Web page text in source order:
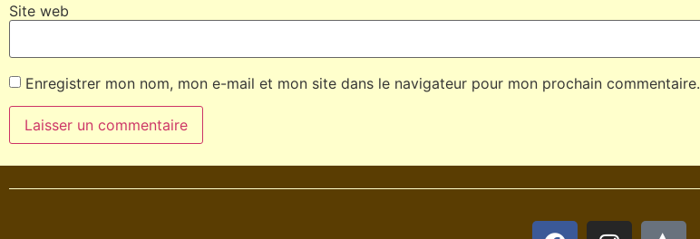
Site web
Enregistrer mon nom, mon e-mail et mon site dans le navigateur pour mon prochain commentaire.